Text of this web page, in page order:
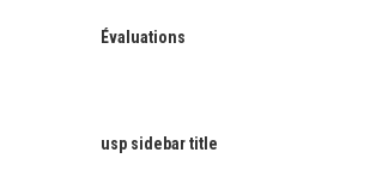
Évaluations
usp sidebar title